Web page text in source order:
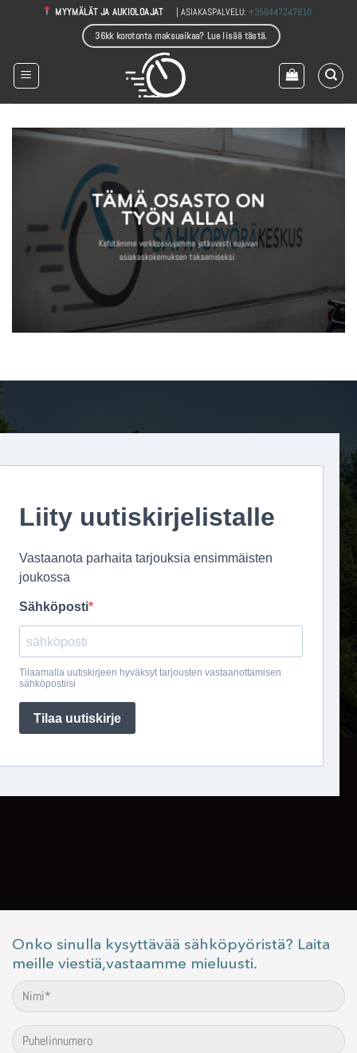
MYYMÄLÄT JA AUKIOLOAJAT | ASIAKASPALVELU:+358447247810
36kk korotonta maksuaikaa? Lue lisää tästä.
TÄMÄ OSASTO ON
TYÖN ALLA!
Kehitämme verkkosivujamme jatkuvasti sujuvan
asiakaskokemuksen takaamiseksi.
Onko sinulla kysyttävää sähköpyöristä? Laita
meille viestiä,vastaamme mieluusti.